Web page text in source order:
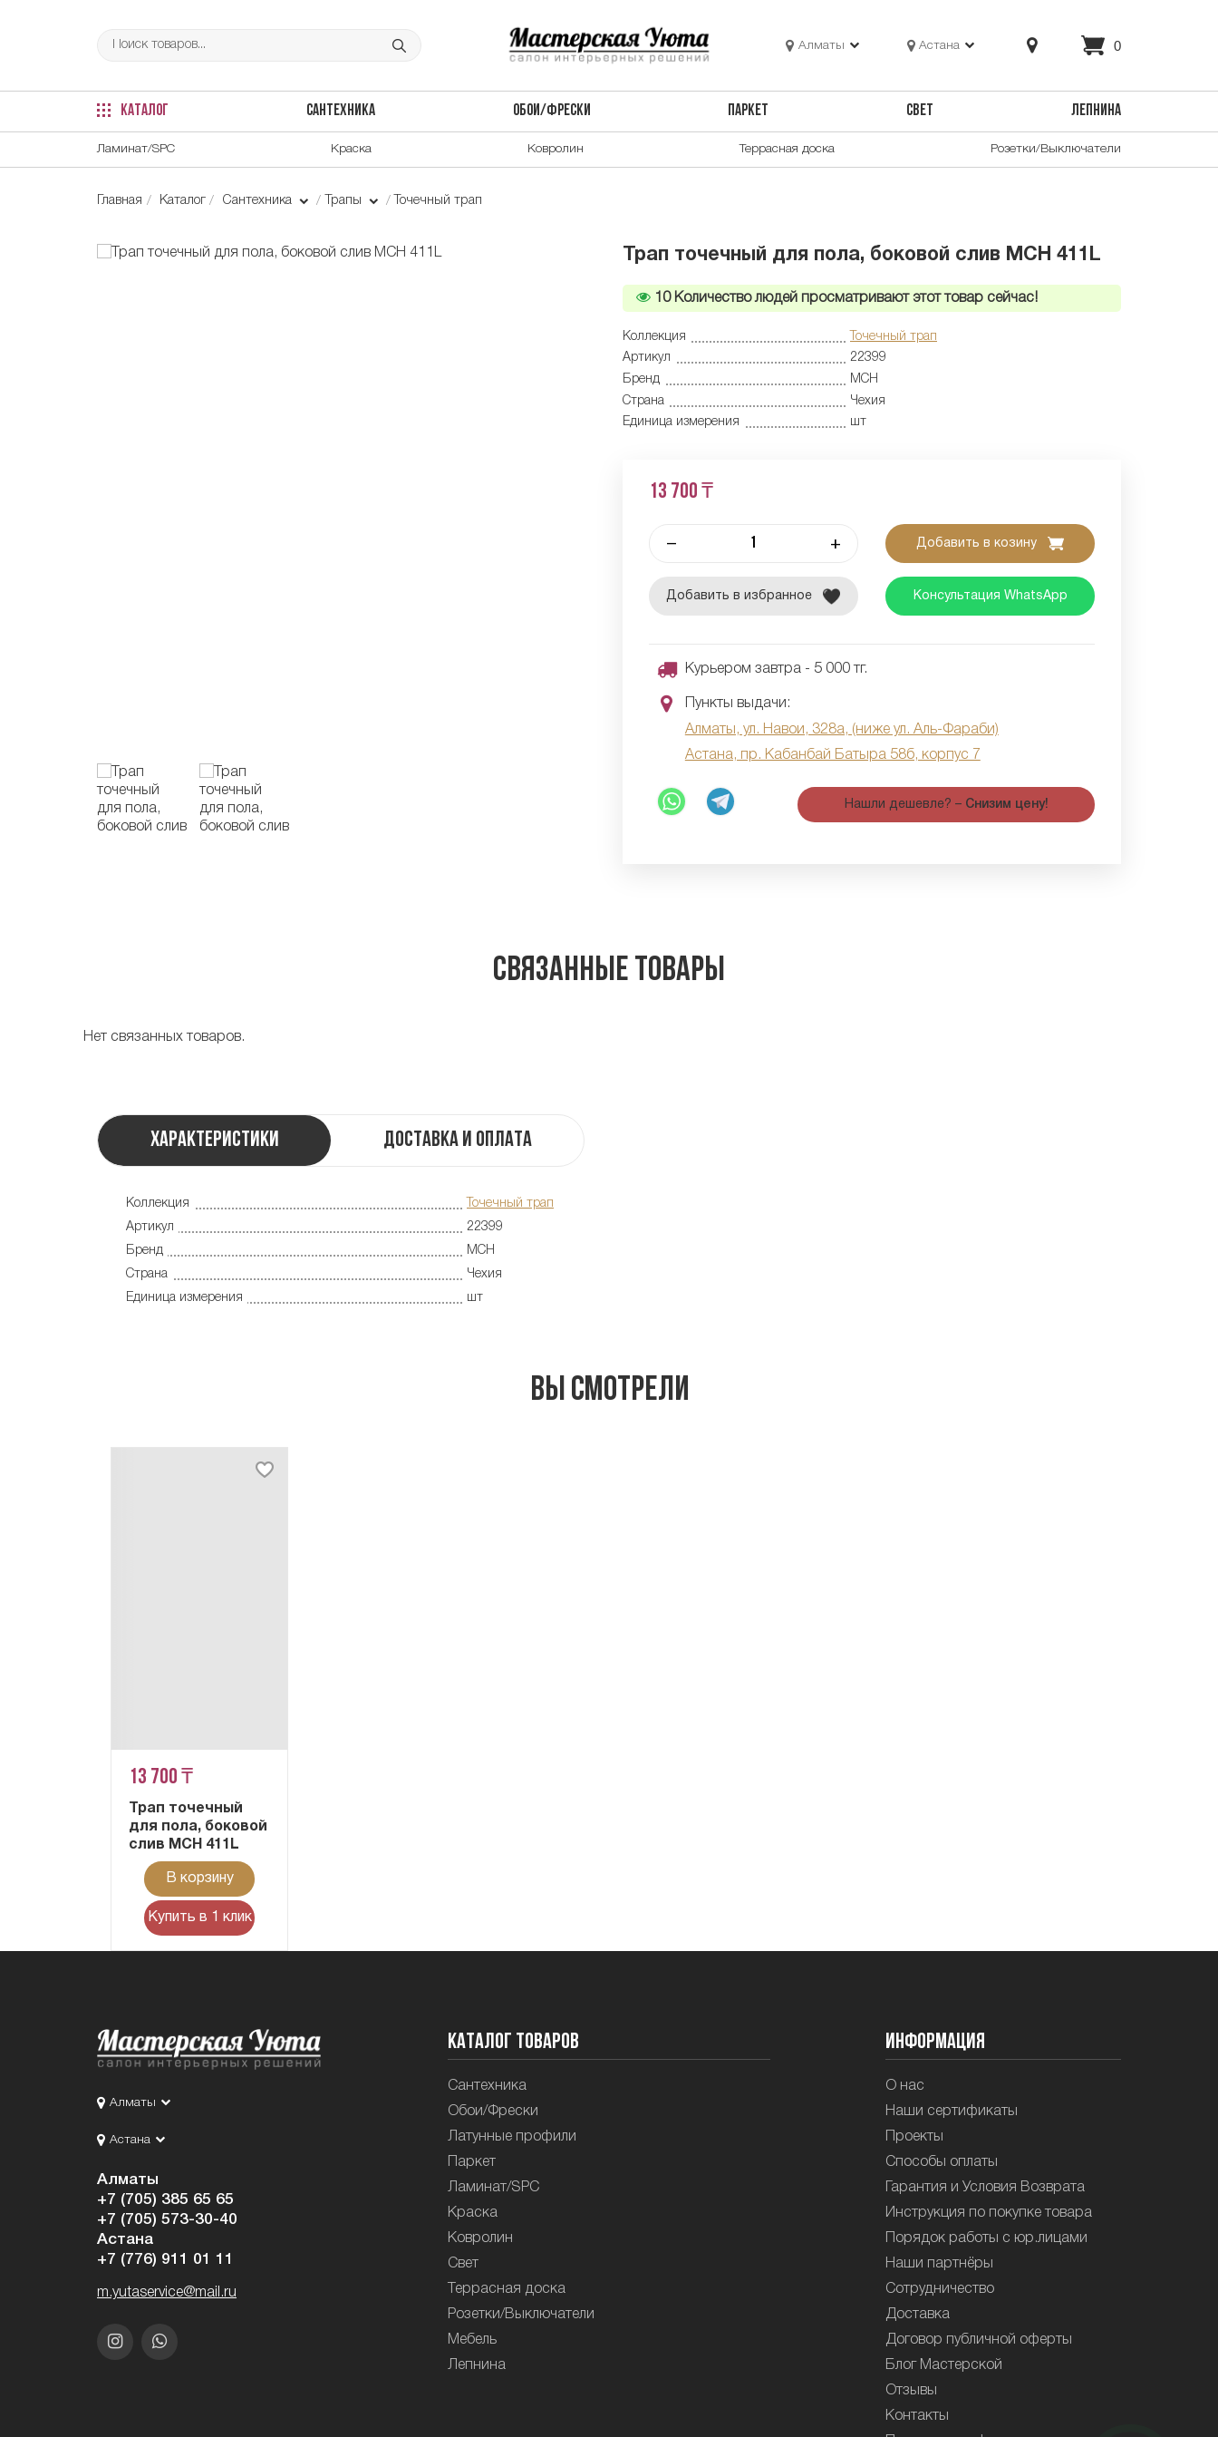
Алматы Астана 0
КАТАЛОГ САНТЕХНИКА ОБОИ/ФРЕСКИ ПАРКЕТ СВЕТ ЛЕПНИНА
Ламинат/SPC Краска Ковролин Террасная доска Розетки/Выключатели
Главная Каталог Сантехника Трапы Точечный трап
Трап точечный для пола, боковой слив MCH 411L
10Количество людей просматривают этот товар сейчас!
Коллекция
Точечный трап
Артикул
22399
Бренд
MCH
Страна
Чехия
Единица измерения
шт
13 700 ₸
– + Добавить в козину
Добавить в избранное Консультация WhatsApp
Курьером завтра - 5 000 тг.
Пункты выдачи:
Алматы, ул. Навои, 328а, (ниже ул. Аль-Фараби)
Астана, пр. Кабанбай Батыра 58б, корпус 7
Нашли дешевле? – Снизим цену!
Связанные товары
Нет связанных товаров.
Характеристики Доставка и оплата
Коллекция
Точечный трап
Артикул
22399
Бренд
MCH
Страна
Чехия
Единица измерения
шт
Вы смотрели
13 700 ₸
Трап точечный
для пола, боковой
слив MCH 411L
В корзину
Купить в 1 клик
Алматы
Астана
Алматы
+7 (705) 385 65 65
+7 (705) 573-30-40
Астана
+7 (776) 911 01 11
m.yutaservice@mail.ru
Каталог товаров
Сантехника
Обои/Фрески
Латунные профили
Паркет
Ламинат/SPC
Краска
Ковролин
Свет
Террасная доска
Розетки/Выключатели
Мебель
Лепнина
Информация
О нас
Наши сертификаты
Проекты
Способы оплаты
Гарантия и Условия Возврата
Инструкция по покупке товара
Порядок работы с юр.лицами
Наши партнёры
Сотрудничество
Доставка
Договор публичной оферты
Блог Мастерской
Отзывы
Контакты